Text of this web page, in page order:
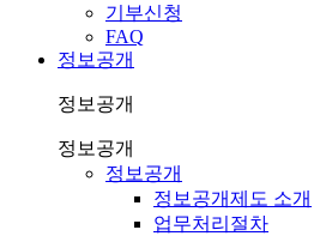
기부신청
FAQ
정보공개
정보공개
정보공개
정보공개
정보공개제도 소개
업무처리절차